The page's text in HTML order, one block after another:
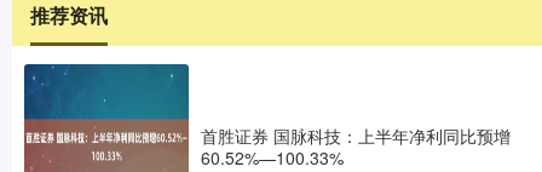
推荐资讯
首胜证券 国脉科技：上半年净利同比预增
60.52%—100.33%